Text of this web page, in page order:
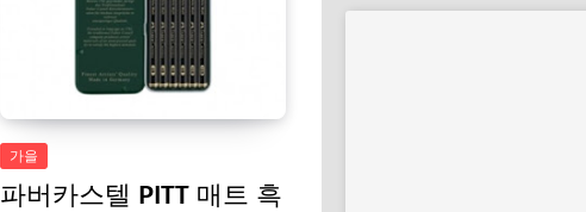
가을
파버카스텔 PITT 매트 흑